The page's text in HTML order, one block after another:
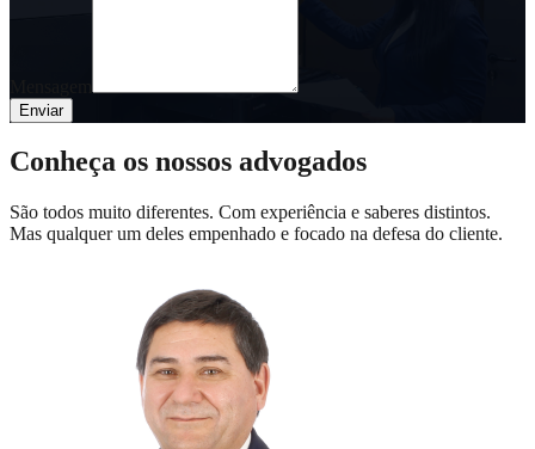
Enviar
Conheça os nossos advogados
São todos muito diferentes. Com experiência e saberes distintos.
Mas qualquer um deles empenhado e focado na defesa do cliente.